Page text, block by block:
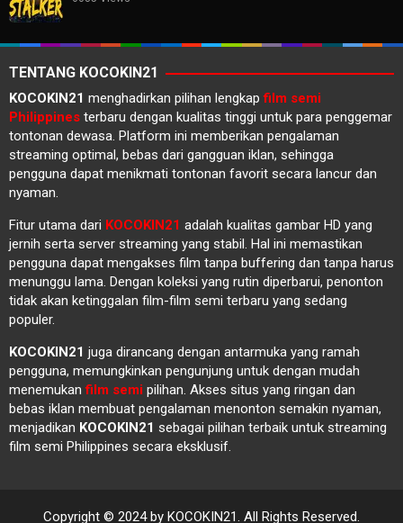
TENTANG KOCOKIN21
KOCOKIN21 menghadirkan pilihan lengkapfilm semi
Philippines terbaru dengan kualitas tinggi untuk para penggemar
tontonan dewasa. Platform ini memberikan pengalaman
streaming optimal, bebas dari gangguan iklan, sehingga
pengguna dapat menikmati tontonan favorit secara lancur dan
nyaman.
Fitur utama dari KOCOKIN21 adalah kualitas gambar HD yang
jernih serta server streaming yang stabil. Hal ini memastikan
pengguna dapat mengakses film tanpa buffering dan tanpa harus
menunggu lama. Dengan koleksi yang rutin diperbarui, penonton
tidak akan ketinggalan film-film semi terbaru yang sedang
populer.
KOCOKIN21 juga dirancang dengan antarmuka yang ramah
pengguna, memungkinkan pengunjung untuk dengan mudah
menemukanfilm semi pilihan. Akses situs yang ringan dan
bebas iklan membuat pengalaman menonton semakin nyaman,
menjadikan KOCOKIN21 sebagai pilihan terbaik untuk streaming
film semi Philippines secara eksklusif.
Copyright © 2024 by KOCOKIN21. All Rights Reserved.